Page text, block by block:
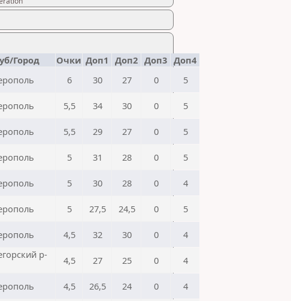
Город Очки Доп1 Доп2 Доп3 Доп4
6 30 27 0 5
5,5 34 30 0 5
5,5 29 27 0 5
5 31 28 0 5
5 30 28 0 4
5 27,5 24,5 0 5
4,5 32 30 0 4
р-
4,5 27 25 0 4
4,5 26,5 24 0 4